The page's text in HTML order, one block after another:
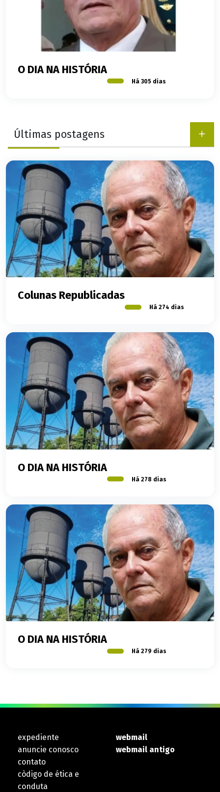
O DIA NA HISTÓRIA
Há 305 dias
Últimas postagens
Colunas Republicadas
Há 274 dias
O DIA NA HISTÓRIA
Há 278 dias
O DIA NA HISTÓRIA
Há 279 dias
expediente
anuncie conosco
contato
còdigo de ética e
conduta
webmail
webmail antigo